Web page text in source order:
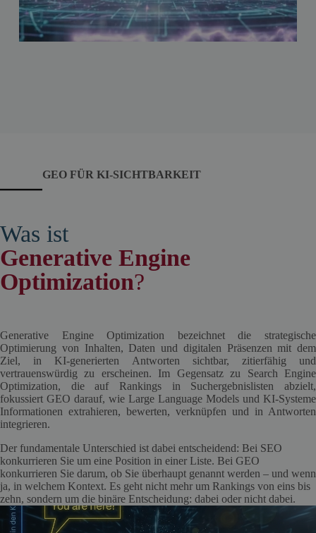
GEO FÜR KI-SICHTBARKEIT
Was ist
Generative Engine
Optimization?
Generative Engine Optimization bezeichnet die strategische
Optimierung von Inhalten, Daten und digitalen Präsenzen mit dem
Ziel, in KI-generierten Antworten sichtbar, zitierfähig und
vertrauenswürdig zu erscheinen. Im Gegensatz zu Search Engine
Optimization, die auf Rankings in Suchergebnislisten abzielt,
fokussiert GEO darauf, wie Large Language Models und KI-Systeme
Informationen extrahieren, bewerten, verknüpfen und in Antworten
integrieren.
Der fundamentale Unterschied ist dabei entscheidend: Bei SEO
konkurrieren Sie um eine Position in einer Liste. Bei GEO
konkurrieren Sie darum, ob Sie überhaupt genannt werden – und wenn
ja, in welchem Kontext. Es geht nicht mehr um Rankings von eins bis
zehn, sondern um die binäre Entscheidung: dabei oder nicht dabei.